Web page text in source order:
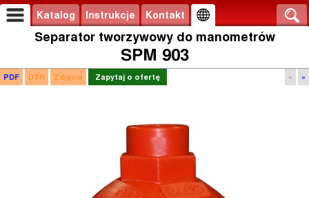
Katalog Instrukcje Kontakt
Separator tworzywowy do manometrów
SPM 903
« »
PDF DTR Zdjęcia Zapytaj o ofertę